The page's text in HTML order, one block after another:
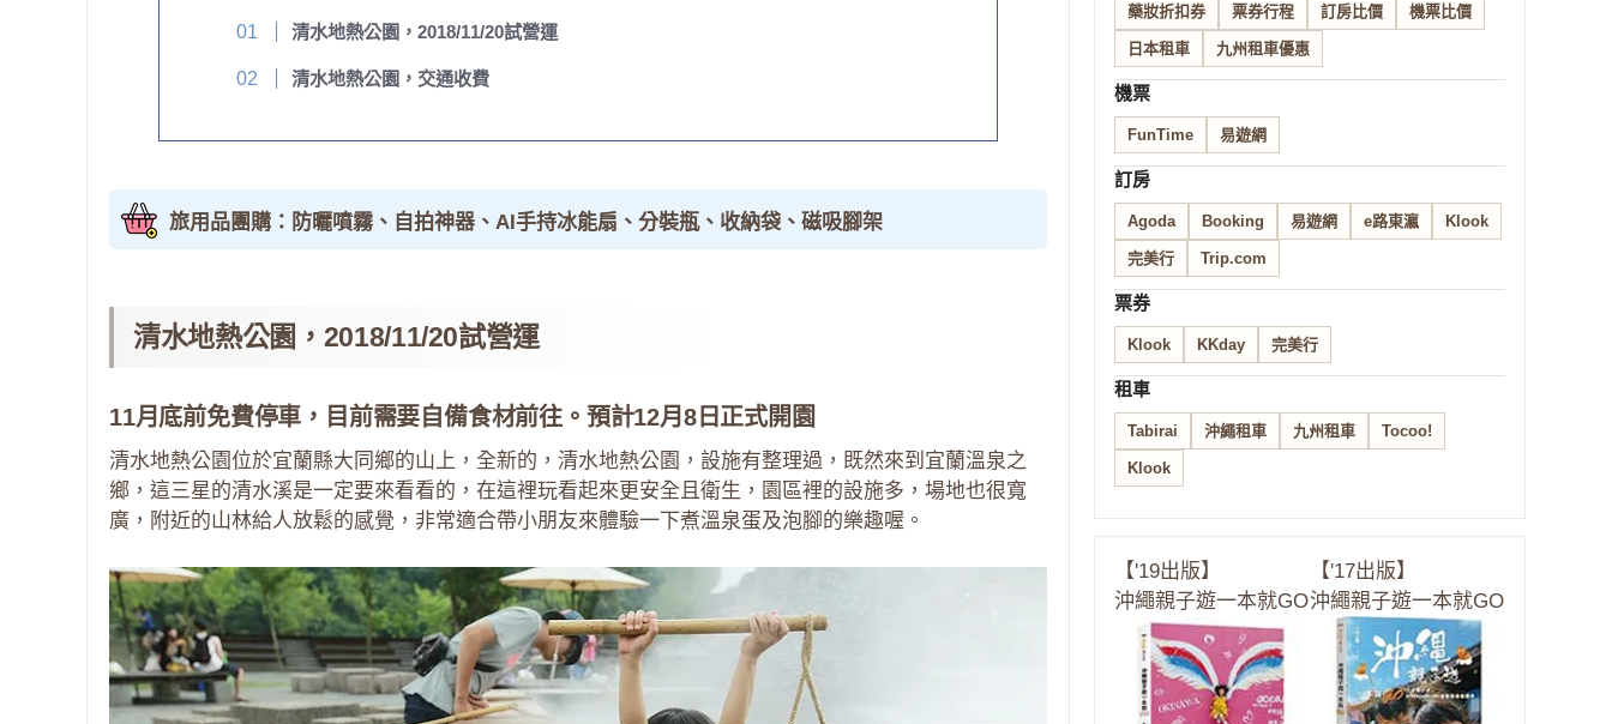
清水地熱公園，2018/11/20試營運
清水地熱公園，交通收費
旅用品團購：防曬噴霧、自拍神器、AI手持冰能扇、分裝瓶、收納袋、磁吸腳架
清水地熱公園，2018/11/20試營運
11月底前免費停車，目前需要自備食材前往。預計12月8日正式開園
清水地熱公園位於宜蘭縣大同鄉的山上，全新的，清水地熱公園，設施有整理過，既然來到宜蘭溫泉之
鄉，這三星的清水溪是一定要來看看的，在這裡玩看起來更安全且衛生，園區裡的設施多，場地也很寬
廣，附近的山林給人放鬆的感覺，非常適合帶小朋友來體驗一下煮溫泉蛋及泡腳的樂趣喔。
藥妝折扣券 票券行程 訂房比價 機票比價
日本租車 九州租車優惠
機票
FunTime 易遊網
訂房
Agoda Booking 易遊網 e路東瀛 Klook
完美行 Trip.com
票券
Klook KKday 完美行
租車
Tabirai 沖繩租車 九州租車 Tocoo!
Klook
【'19出版】
沖繩親子遊一本就GO
【'17出版】
沖繩親子遊一本就GO